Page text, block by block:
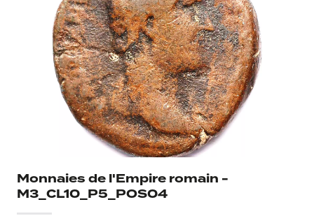
Monnaies de l'Empire romain -
M3_CL10_P5_POS04